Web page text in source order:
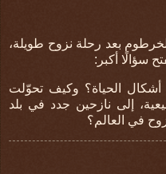
بعد رحلة نزوح طويلة،
سؤالًا أكبر :
الحياة؟ وكيف تحوّلت
إلى نازحين جدد في بلد
في العالم؟